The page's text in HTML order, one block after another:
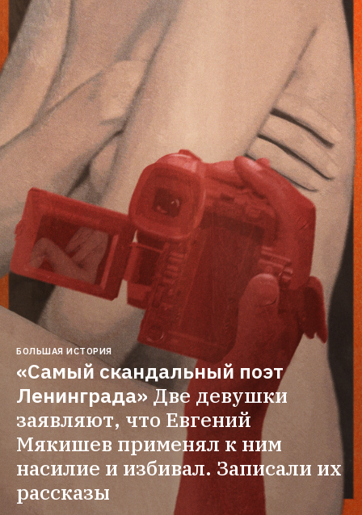
БОЛЬШАЯ ИСТОРИЯ
«Самый скандальный поэт
Ленинграда»Две девушки
заявляют, что Евгений
Мякишев применял к ним
насилие и избивал. Записали их
рассказы